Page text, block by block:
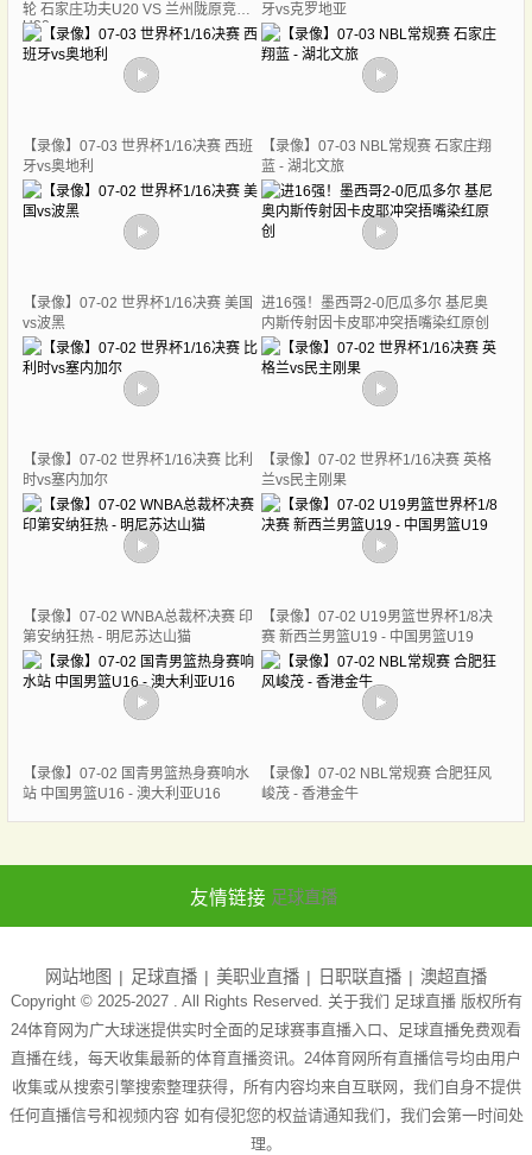
轮 石家庄功夫U20 VS 兰州陇原竞技
U20
牙vs克罗地亚
【录像】07-03 世界杯1/16决赛 西班
牙vs奥地利
【录像】07-03 NBL常规赛 石家庄翔
蓝 - 湖北文旅
【录像】07-02 世界杯1/16决赛 美国
vs波黑
进16强！墨西哥2-0厄瓜多尔 基尼奥
内斯传射因卡皮耶冲突捂嘴染红原创
【录像】07-02 世界杯1/16决赛 比利
时vs塞内加尔
【录像】07-02 世界杯1/16决赛 英格
兰vs民主刚果
【录像】07-02 WNBA总裁杯决赛 印
第安纳狂热 - 明尼苏达山猫
【录像】07-02 U19男篮世界杯1/8决
赛 新西兰男篮U19 - 中国男篮U19
【录像】07-02 国青男篮热身赛响水
站 中国男篮U16 - 澳大利亚U16
【录像】07-02 NBL常规赛 合肥狂风
峻茂 - 香港金牛
友情链接 足球直播
网站地图 足球直播 美职业直播 日职联直播 澳超直播
Copyright © 2025-2027 . All Rights Reserved. 关于我们 足球直播版权所有
24体育网为广大球迷提供实时全面的足球赛事直播入口、足球直播免费观看
直播在线，每天收集最新的体育直播资讯。24体育网所有直播信号均由用户
收集或从搜索引擎搜索整理获得，所有内容均来自互联网，我们自身不提供
任何直播信号和视频内容 如有侵犯您的权益请通知我们，我们会第一时间处
理。